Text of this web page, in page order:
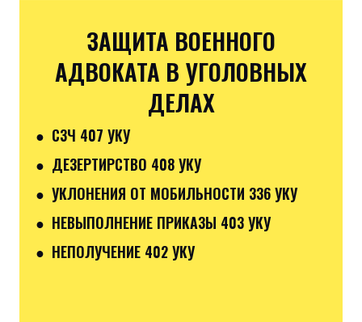
ЗАЩИТА ВОЕННОГО
АДВОКАТА В УГОЛОВНЫХ
ДЕЛАХ
● СЗЧ 407 УКУ
● ДЕЗЕРТИРСТВО 408 УКУ
● УКЛОНЕНИЯ ОТ МОБИЛЬНОСТИ 336 УКУ
● НЕВЫПОЛНЕНИЕ ПРИКАЗЫ 403 УКУ
● НЕПОЛУЧЕНИЕ 402 УКУ